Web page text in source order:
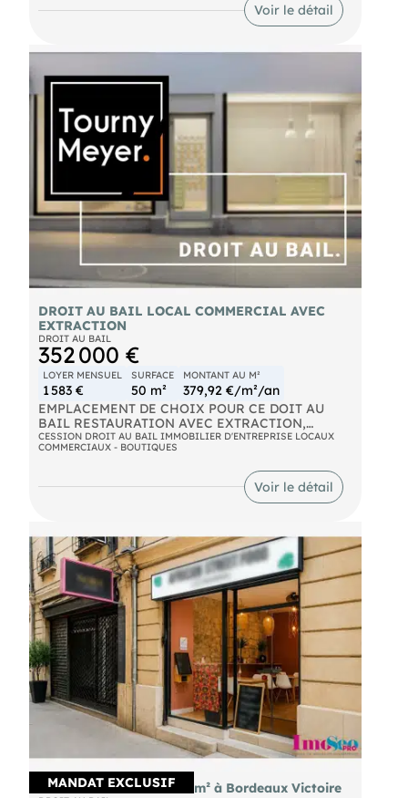
Prix de cession : 60 000 € net vendeur
Loyer / mois : 3700 €
Honoraires agence HT en sus : 6300 €
Ref. : 824 VB
Les informations sur les risques auxquels ce bien
est exposé sont disponibles sur le site Géorisques :
Voir le détail
DROIT AU BAIL LOCAL COMMERCIAL AVEC
EXTRACTION
DROIT AU BAIL
352 000 €
LOYER MENSUEL
1 583 €
SURFACE
50 m²
MONTANT AU M²
379,92 €/m²/an
EMPLACEMENT DE CHOIX POUR CE DOIT AU
BAIL RESTAURATION AVEC EXTRACTION,
PATISSERIE ET GLACES situé au coeur du
quartier St Pierre sur une rue piétonne très
fréquentée. Loyer raisonnable. Surface totale
CESSION DROIT AU BAIL IMMOBILIER D'ENTREPRISE LOCAUX
COMMERCIAUX - BOUTIQUES
Voir le détail
MANDAT EXCLUSIF
Bail à céder local cial 42m² à Bordeaux Victoire